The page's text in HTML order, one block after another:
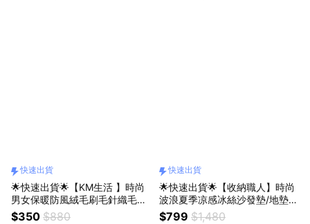
快速出貨
🌟快速出貨🌟【KM生活 】時尚
男女保暖防風絨毛刷毛針織毛帽
脖圍超值組合_5色任選
$350 $880
快速出貨
🌟快速出貨🌟【收納職人】時尚
波浪夏季凉感冰絲沙發墊/地墊/
蓋布/床邊毯70X180cm_4色任選
$799 $1,480